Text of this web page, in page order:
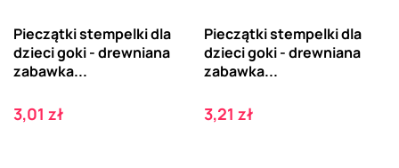
Pieczątki stempelki dla
dzieci goki - drewniana
zabawka...
Cena
3,01 zł
Pieczątki stempelki dla
dzieci goki - drewniana
zabawka...
Cena
3,21 zł